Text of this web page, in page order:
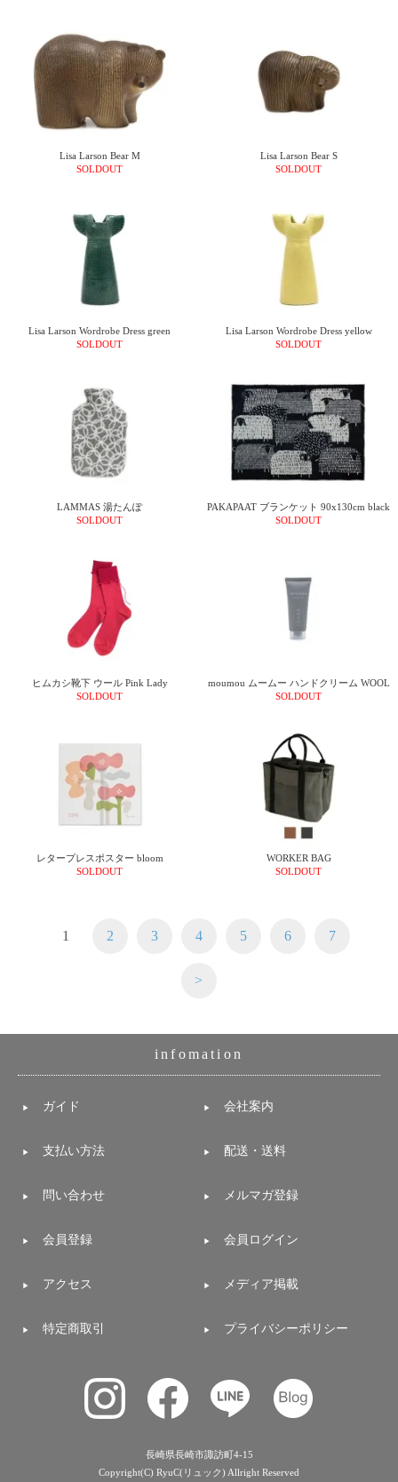
Lisa Larson Bear M
SOLDOUT
Lisa Larson Bear S
SOLDOUT
Lisa Larson Wordrobe Dress green
SOLDOUT
Lisa Larson Wordrobe Dress yellow
SOLDOUT
LAMMAS 湯たんぽ
SOLDOUT
PAKAPAAT ブランケット 90x130cm black
SOLDOUT
ヒムカシ靴下 ウール Pink Lady
SOLDOUT
moumou ムームー ハンドクリーム WOOL
SOLDOUT
レタープレスポスター bloom
SOLDOUT
WORKER BAG
SOLDOUT
1 2 3 4 5 6 7
>
infomation
ガイド 会社案内
支払い方法 配送・送料
問い合わせ メルマガ登録
会員登録 会員ログイン
アクセス メディア掲載
特定商取引 プライバシーポリシー
長崎県長崎市諏訪町4-15
Copyright(C) RyuC(リュック) Allright Reserved